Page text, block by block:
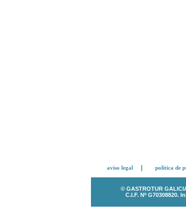
aviso legal política de
© GASTROTUR
C.I.F. Nº G70308820.